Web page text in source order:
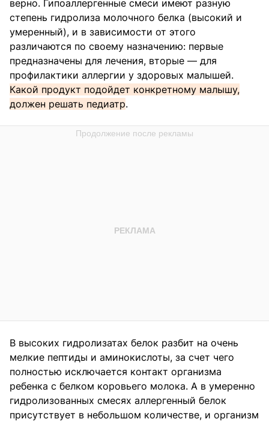
верно. Гипоаллергенные смеси имеют разную
степень гидролиза молочного белка (высокий и
умеренный), и в зависимости от этого
различаются по своему назначению: первые
предназначены для лечения, вторые — для
профилактики аллергии у здоровых малышей.
Какой продукт подойдет конкретному малышу,
должен решать педиатр.
В высоких гидролизатах белок разбит на очень
мелкие пептиды и аминокислоты, за счет чего
полностью исключается контакт организма
ребенка с белком коровьего молока. А в умеренно
гидролизованных смесях аллергенный белок
присутствует в небольшом количестве, и организм